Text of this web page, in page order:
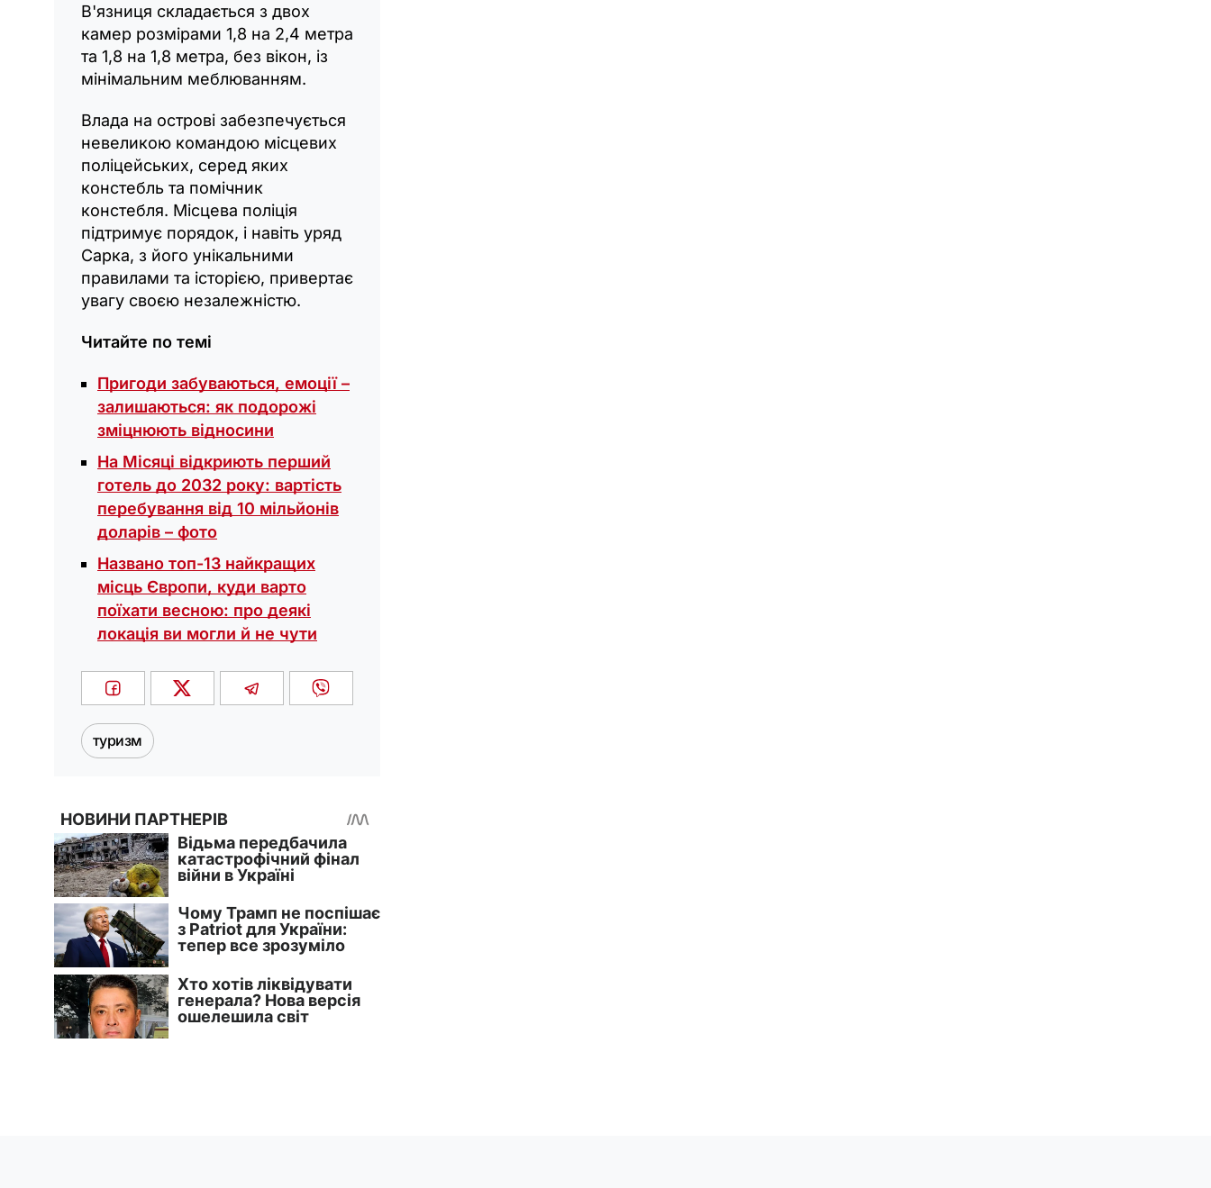
В'язниця складається з двох
камер розмірами 1,8 на 2,4 метра
та 1,8 на 1,8 метра, без вікон, із
мінімальним меблюванням.
Влада на острові забезпечується
невеликою командою місцевих
поліцейських, серед яких
констебль та помічник
констебля. Місцева поліція
підтримує порядок, і навіть уряд
Сарка, з його унікальними
правилами та історією, привертає
увагу своєю незалежністю.
Читайте по темі
Пригоди забуваються, емоції –
залишаються: як подорожі
зміцнюють відносини
На Місяці відкриють перший
готель до 2032 року: вартість
перебування від 10 мільйонів
доларів – фото
Названо топ-13 найкращих
місць Європи, куди варто
поїхати весною: про деякі
локація ви могли й не чути
туризм